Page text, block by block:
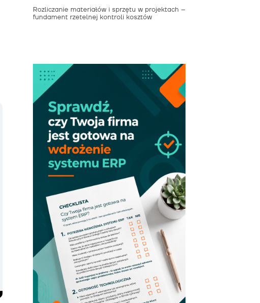
Rozliczanie materiałów i sprzętu w projektach –
fundament rzetelnej kontroli kosztów